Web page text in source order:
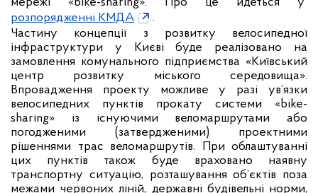
розпорядженні КМДА
.
Частину концепції з розвитку велосипедної
інфраструктури у Києві буде реалізовано на
замовлення комунального підприємства «Київський
центр розвитку міського середовища».
Впровадження проекту можливе у разі ув’язки
велосипедних пунктів прокату системи «bike-
shаring» із існуючими веломаршрутами або
погодженими (затвердженими) проектними
рішеннями трас веломаршрутів. При облаштуванні
цих пунктів також буде враховано наявну
транспортну ситуацію, розташування об’єктів поза
межами червоних ліній, державні будівельні норми,